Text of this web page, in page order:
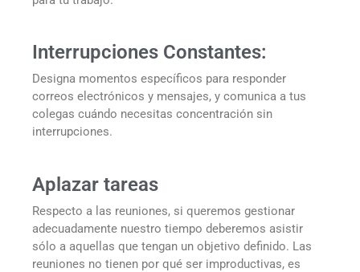
Interrupciones Constantes:
Designa momentos específicos para responder
correos electrónicos y mensajes, y comunica a tus
colegas cuándo necesitas concentración sin
interrupciones.
Aplazar tareas
Respecto a las reuniones, si queremos gestionar
adecuadamente nuestro tiempo deberemos asistir
sólo a aquellas que tengan un objetivo definido. Las
reuniones no tienen por qué ser improductivas, es